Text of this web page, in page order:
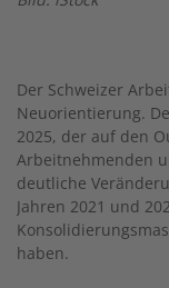
Der Schweizer
Neuorientierung.
2025, der auf den
Arbeitnehmenden
deutliche
Jahren 2021 und
haben.